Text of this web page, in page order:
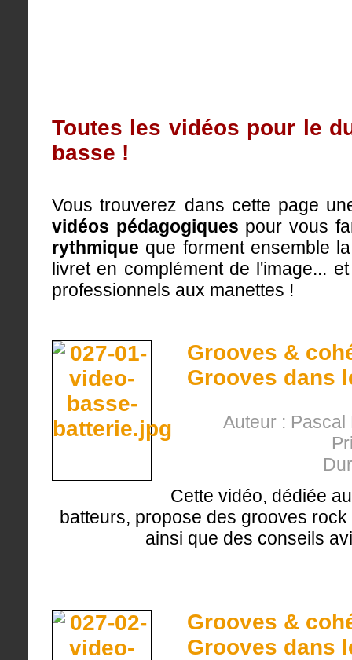
Toutes les vidéos pour le
basse !
Vous trouverez dans cette page
vidéos pédagogiques pour vous
rythmique que forment ensemble
livret en complément de l'image...
professionnels aux manettes !
Grooves &
Grooves dans
Auteur :
Cette vidéo, dédiée
batteurs, propose des grooves
ainsi que des conseils
Grooves &
Grooves dans